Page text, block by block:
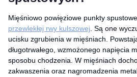
Mięśniowo powięziowe punkty
przewlekłej rwy kulszowej . Są one
ucisku zgrubienia w mięśniach.
długotrwałego, wzmożonego napięcia
sposobu chodzenia. W mięśniach
zakwaszenia oraz nagromadzenia